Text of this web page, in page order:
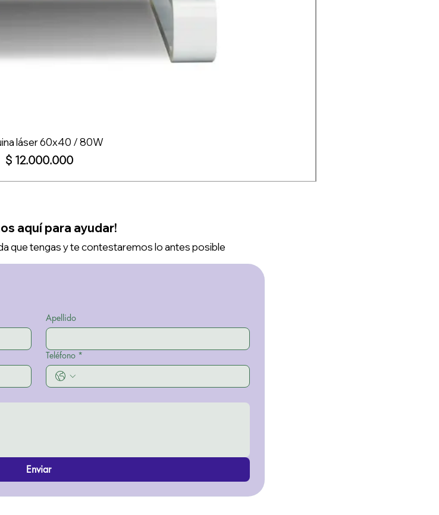
láser 60x40 / 80W
Precio
$ 12.000.000
aquí para ayudar!
que tengas y te contestaremos lo antes posible
Apellido
Teléfono *
Enviar